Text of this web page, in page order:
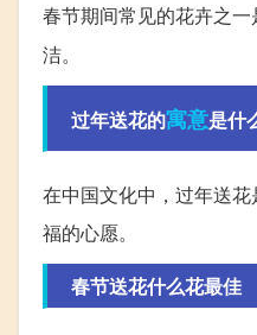
春节期间常见的花卉之
洁。
过年送花的寓意是什
在中国文化中，过年送
福的心愿。
春节送花什么花最佳